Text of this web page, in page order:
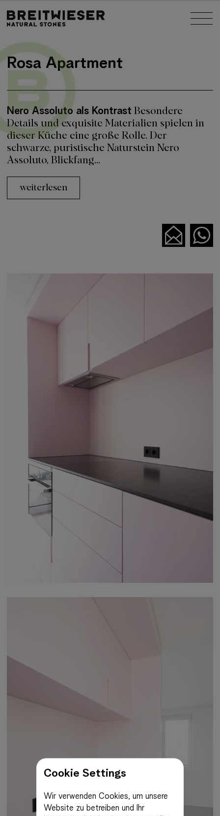
Springe zu:
Rosa Apartment
Nero Assoluto als Kontrast Besondere
Details und exquisite Materialien spielen in
dieser Küche eine große Rolle. Der
schwarze, puristische Naturstein Nero
Assoluto, Blickfang...
weiterlesen
Cookie Settings
Wir verwenden Cookies, um unsere
Website zu betreiben und Ihr